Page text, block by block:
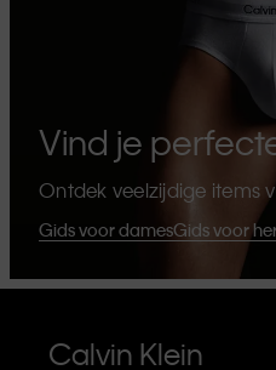
Vind je
Ontdek veelzijdige items
Gids voor damesGids voor
Calvin Klein